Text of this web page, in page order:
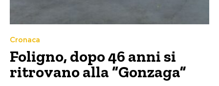
Cronaca
Foligno, dopo 46 anni si
ritrovano alla “Gonzaga”